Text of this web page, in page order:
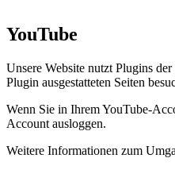
YouTube
Unsere Website nutzt Plugins
Plugin ausgestatteten Seiten
Wenn Sie in Ihrem YouTube-
Account ausloggen.
Weitere Informationen zum